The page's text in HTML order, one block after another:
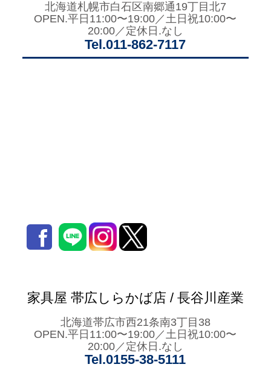
北海道札幌市白石区南郷通19丁目北7
OPEN.平日11:00〜19:00／土日祝10:00〜
20:00／定休日.なし
Tel.011-862-7117
家具屋 帯広しらかば店 / 長谷川産業
北海道帯広市西21条南3丁目38
OPEN.平日11:00〜19:00／土日祝10:00〜
20:00／定休日.なし
Tel.0155-38-5111